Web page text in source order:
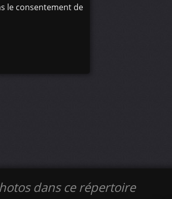
le consentement de
dans ce répertoire